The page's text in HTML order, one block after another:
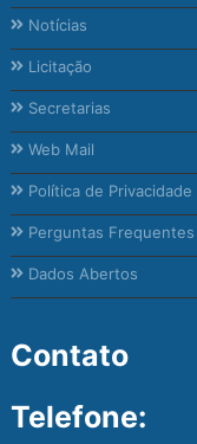
Notícias
Licitação
Secretarias
Web Mail
Política de Privacidade
Perguntas Frequentes
Dados Abertos
Contato
Telefone: